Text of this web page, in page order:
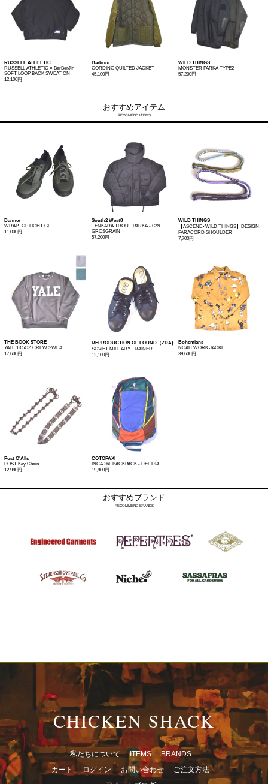
RUSSELL ATHLETIC
RUSSELL ATHLETIC × BerBerJin
SOFT LOOP BACK SWEAT CN
12,100円
Barbour
CORDING QUILTED JACKET
45,100円
WILD THINGS
MONSTER PARKA TYPE2
57,200円
おすすめアイテム
RECOMEND ITEMS
Danner
WRAPTOP LIGHT GL
11,000円
South2 West8
TENKARA TROUT PARKA - C/N
GROSGRAIN
57,200円
WILD THINGS
【ASCENE×WILD THINGS】DESIGN
PARACORD SHOULDER
7,700円
THE BOOK STORE
YALE 13.5OZ CREW SWEAT
17,600円
REPRODUCTION OF FOUND（ZDA)
SOVIET MILITARY TRAINER
12,100円
Bohemians
NOAH WORK JACKET
39,600円
Post O'Alls
POST Key Chain
12,980円
COTOPAXI
INCA 26L BACKPACK - DEL DÍA
19,800円
おすすめブランド
RECOMMEND BRANDS
CHICKEN SHACK
私たちについて ITEMS
BRANDS
カート
ログイン お問い合わせ
ご注文方法